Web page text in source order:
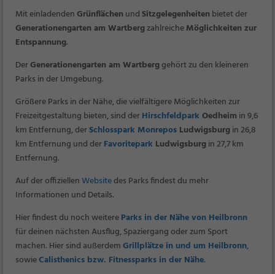
Mit einladendenGrünflächen undSitzgelegenheiten bietet der
Generationengarten am WartbergzahlreicheMöglichkeiten zur
Entspannung.
DerGenerationengarten am Wartberggehört zu den kleineren
Parks in der Umgebung.
Größere Parks in der Nähe, die vielfältigere Möglichkeiten zur
Freizeitgestaltung bieten, sind derHirschfeldpark Oedheim in 9,6
km Entfernung, derSchlosspark Monrepos Ludwigsburgin 26,8
km Entfernung und derFavoritepark Ludwigsburgin 27,7 km
Entfernung.
Auf der offiziellenWebsitedes Parks findest du mehr
Informationen und Details.
Hier findest du noch weitereParks in der Nähe von Heilbronn
für deinen nächsten Ausflug, Spaziergang oder zum Sport
machen. Hier sind außerdemGrillplätze in und um Heilbronn,
sowieCalisthenics bzw. Fitnessparks in der Nähe.